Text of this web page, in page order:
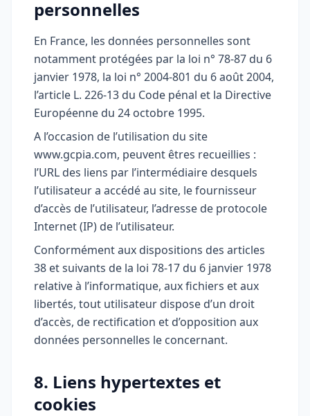
personnelles
En France, les données personnelles sont
notamment protégées par la loi n° 78-87 du 6
janvier 1978, la loi n° 2004-801 du 6 août 2004,
l’article L. 226-13 du Code pénal et la Directive
Européenne du 24 octobre 1995.
A l’occasion de l’utilisation du site
www.gcpia.com, peuvent êtres recueillies :
l’URL des liens par l’intermédiaire desquels
l’utilisateur a accédé au site, le fournisseur
d’accès de l’utilisateur, l’adresse de protocole
Internet (IP) de l’utilisateur.
Conformément aux dispositions des articles
38 et suivants de la loi 78-17 du 6 janvier 1978
relative à l’informatique, aux fichiers et aux
libertés, tout utilisateur dispose d’un droit
d’accès, de rectification et d’opposition aux
données personnelles le concernant.
8. Liens hypertextes et
cookies